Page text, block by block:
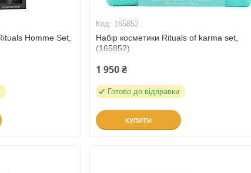
Homme Set,
165852
Набір косметики Rituals of karma set,
(165852)
1 950 ₴
Готово до відправки
КУПИТИ